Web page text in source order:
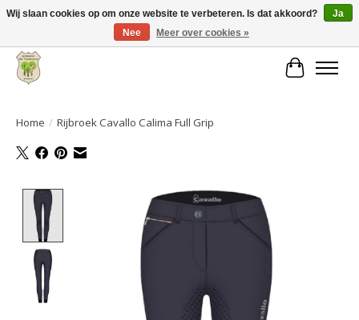
Grote keuze aan producten en snelle verzending!
Home / Rijbroek Cavallo Calima Full Grip
Product image slideshow Items
Wij slaan cookies op om onze website te verbeteren. Is dat akkoord?
Ja
Nee
Meer over cookies »